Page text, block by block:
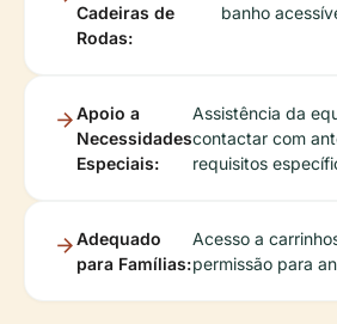
Cadeiras de
Rodas:
banho
Apoio a
Necessidades
Especiais:
Assistência da
contactar com
requisitos
Adequado
para Famílias:
Acesso a
permissão para